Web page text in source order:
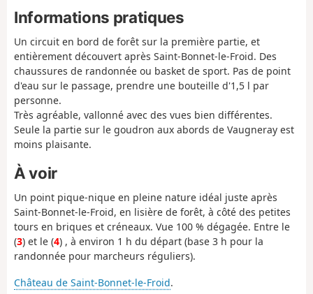
Informations pratiques
Un circuit en bord de forêt sur la première partie, et
entièrement découvert après Saint-Bonnet-le-Froid. Des
chaussures de randonnée ou basket de sport. Pas de point
d'eau sur le passage, prendre une bouteille d'1,5 l par
personne.
Très agréable, vallonné avec des vues bien différentes.
Seule la partie sur le goudron aux abords de Vaugneray est
moins plaisante.
À voir
Un point pique-nique en pleine nature idéal juste après
Saint-Bonnet-le-Froid, en lisière de forêt, à côté des petites
tours en briques et créneaux. Vue 100 % dégagée. Entre le
(3) et le (4) , à environ 1 h du départ (base 3 h pour la
randonnée pour marcheurs réguliers).
Château de Saint-Bonnet-le-Froid.